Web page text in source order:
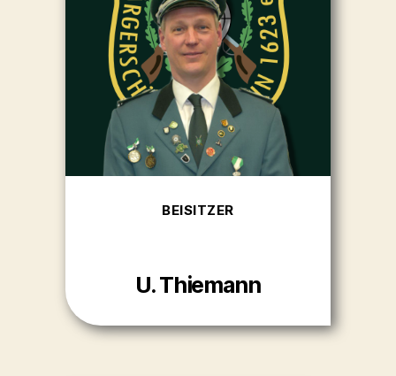
BEISITZER
U. Thiemann